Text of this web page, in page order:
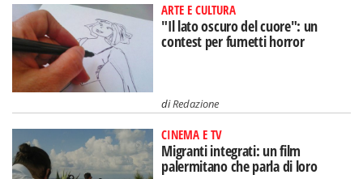
ARTE E CULTURA
"Il lato oscuro del cuore": un
contest per fumetti horror
diRedazione
CINEMA E TV
Migranti integrati: un film
palermitano che parla di loro